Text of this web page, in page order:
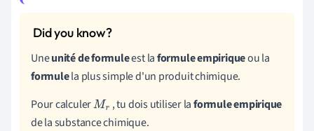
Uneunité de formuleest laformule empiriqueou la
formulela plus simple d'un produit chimique.
Pour calculerMr , tu dois utiliser laformule empirique
de la substance chimique.